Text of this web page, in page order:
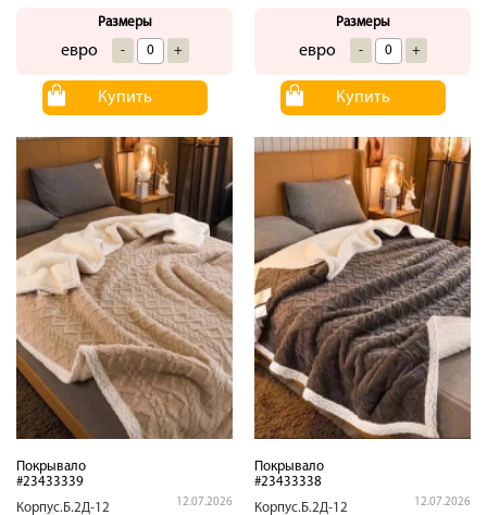
Размеры
евро - +
Купить
Размеры
евро - +
Купить
Покрывало
#23433339
Корпус.Б.2Д-12
12.07.2026
Покрывало
#23433338
Корпус.Б.2Д-12
12.07.2026